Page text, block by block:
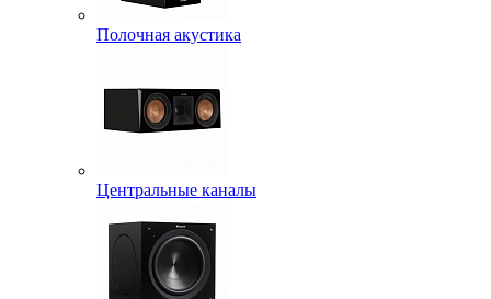
Полочная акустика
Центральные каналы